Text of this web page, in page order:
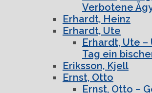
Verbotene
Erhardt, Heinz
Erhardt, Ute
Erhardt, Ute –
Tag ein
Eriksson, Kjell
Ernst, Otto
Ernst, Otto –